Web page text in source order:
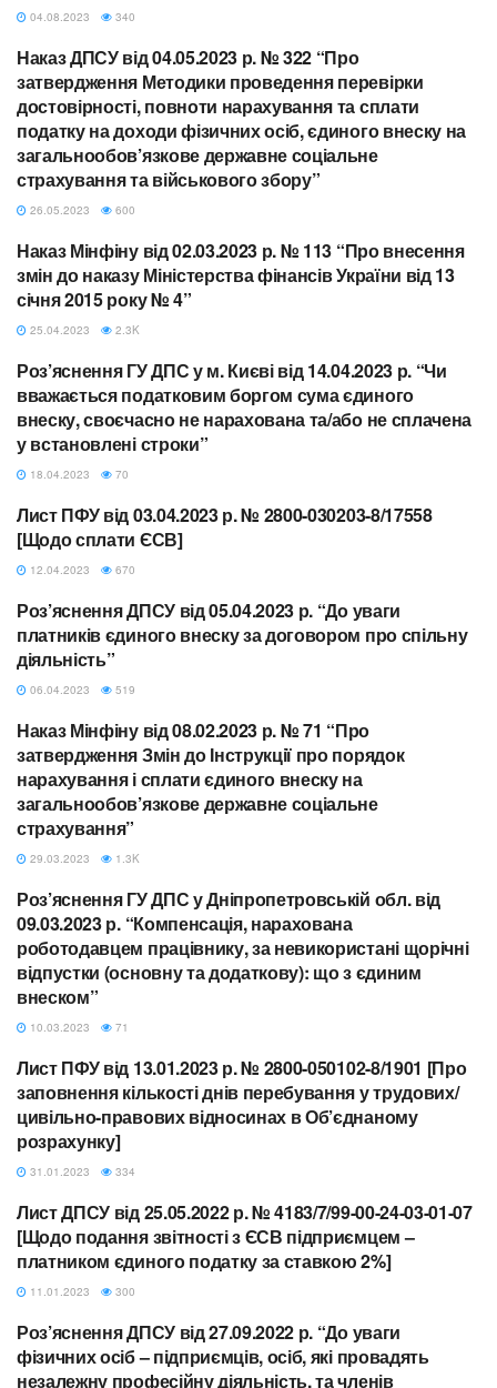
04.08.2023 340
ЄСВ
Наказ ДПСУ від 04.05.2023 р. № 322 “Про
затвердження Методики проведення перевірки
достовірності, повноти нарахування та сплати
податку на доходи фізичних осіб, єдиного внеску на
загальнообов’язкове державне соціальне
страхування та військового збору”
26.05.2023 600
ЄСВ
Наказ Мінфіну від 02.03.2023 р. № 113 “Про внесення
змін до наказу Міністерства фінансів України від 13
січня 2015 року № 4”
25.04.2023 2.3K
АДМІНІСТРУВАННЯ ПОДАТКІВ
Роз’яснення ГУ ДПС у м. Києві від 14.04.2023 р. “Чи
вважається податковим боргом сума єдиного
внеску, своєчасно не нарахована та/або не сплачена
у встановлені строки”
18.04.2023 70
ЄСВ
Лист ПФУ від 03.04.2023 р. № 2800-030203-8/17558
[Щодо сплати ЄСВ]
12.04.2023 670
ЄСВ
Роз’яснення ДПСУ від 05.04.2023 р. “До уваги
платників єдиного внеску за договором про спільну
діяльність”
06.04.2023 519
ЄСВ
Наказ Мінфіну від 08.02.2023 р. № 71 “Про
затвердження Змін до Інструкції про порядок
нарахування і сплати єдиного внеску на
загальнообов’язкове державне соціальне
страхування”
29.03.2023 1.3K
ЄСВ
Роз’яснення ГУ ДПС у Дніпропетровській обл. від
09.03.2023 р. “Компенсація, нарахована
роботодавцем працівнику, за невикористані щорічні
відпустки (основну та додаткову): що з єдиним
внеском”
10.03.2023 71
ЄСВ
Лист ПФУ від 13.01.2023 р. № 2800-050102-8/1901 [Про
заповнення кількості днів перебування у трудових/
цивільно-правових відносинах в Об’єднаному
розрахунку]
31.01.2023 334
ЄСВ
Лист ДПСУ від 25.05.2022 р. № 4183/7/99-00-24-03-01-07
[Щодо подання звітності з ЄСВ підприємцем –
платником єдиного податку за ставкою 2%]
11.01.2023 300
ЄСВ
Роз’яснення ДПСУ від 27.09.2022 р. “До уваги
фізичних осіб – підприємців, осіб, які провадять
незалежну професійну діяльність, та членів